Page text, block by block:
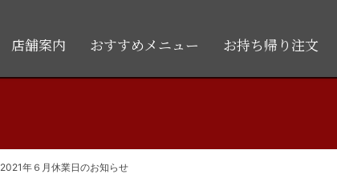
店舗案内 おすすめメニュー お持ち帰り注文
2021年６月休業日のお知らせ